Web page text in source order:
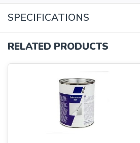
SPECIFICATIONS
RELATED PRODUCTS